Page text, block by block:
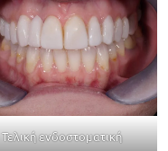
Τελική ενδοστοματική